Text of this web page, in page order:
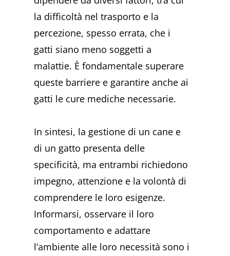
la difficoltà nel trasporto e la
percezione, spesso errata, che i
gatti siano meno soggetti a
malattie. È fondamentale superare
queste barriere e garantire anche ai
gatti le cure mediche necessarie.
In sintesi, la gestione di un cane e
di un gatto presenta delle
specificità, ma entrambi richiedono
impegno, attenzione e la volontà di
comprendere le loro esigenze.
Informarsi, osservare il loro
comportamento e adattare
l’ambiente alle loro necessità sono i